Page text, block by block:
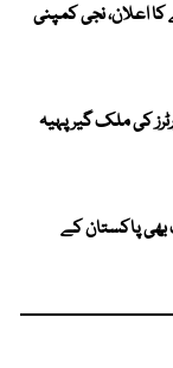
کرنے کا اعلان، نجی کمپنی
کی ملک گیر پہیہ
بھی پاکستان کے